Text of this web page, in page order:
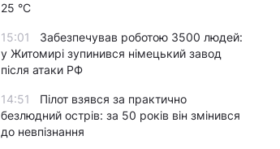
25 °C
15:01
Забезпечував роботою 3500 людей:
у Житомирі зупинився німецький завод
після атаки РФ
14:51
Пілот взявся за практично
безлюдний острів: за 50 років він змінився
до невпізнання